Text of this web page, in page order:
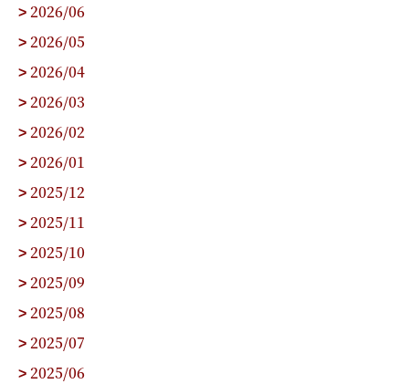
> 2026/06
> 2026/05
> 2026/04
> 2026/03
> 2026/02
> 2026/01
> 2025/12
> 2025/11
> 2025/10
> 2025/09
> 2025/08
> 2025/07
> 2025/06